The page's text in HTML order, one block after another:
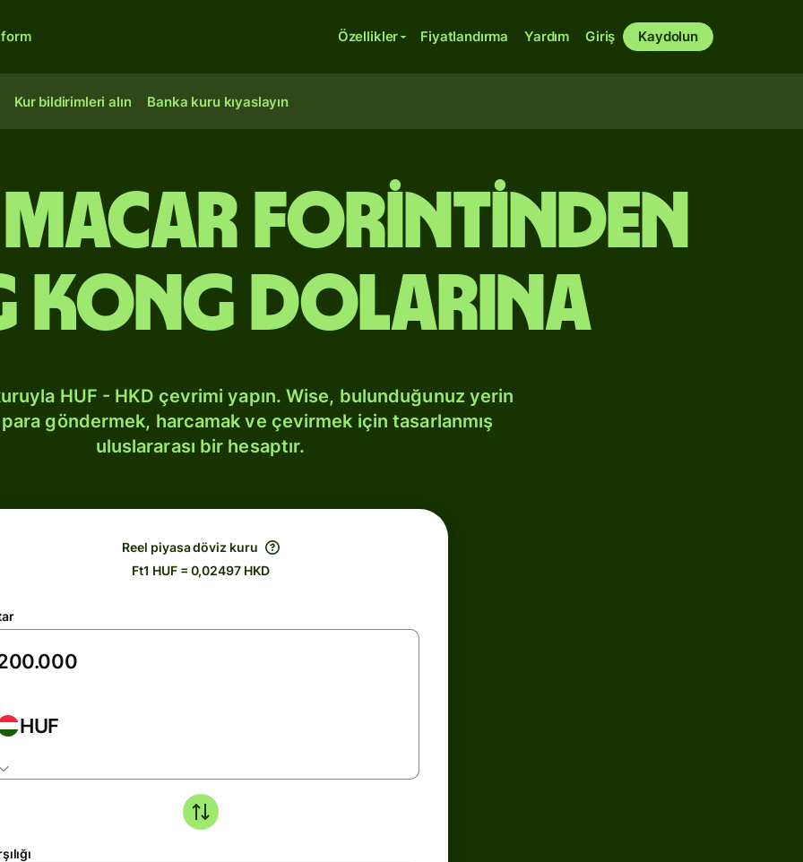
Özellikler Fiyatlandırma Yardım Giriş Kaydolun
Kur bildirimleri alın Banka kuru kıyaslayın
Macar forintinden
Kong dolarına
HUF - HKD çevrimi yapın. Wise, bulunduğunuz yerin
göndermek, harcamak ve çevirmek için tasarlanmış
uluslararası bir hesaptır.
Reel piyasa döviz kuru
Ft1 HUF = 0,02497 HKD
HUF